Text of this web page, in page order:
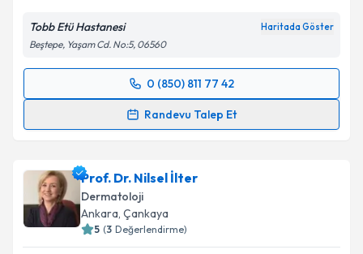
Metni'ni okudum ve kişisel verilerimin belirtilen
kapsamda işlenmesini kabul ediyorum.
Takvim Talebini Gönder
Tobb Etü Hastanesi Haritada Göster
Beştepe, Yaşam Cd. No:5, 06560
0 (850) 811 77 42
Randevu Talep Et
Randevu Takvimi Talebi
için bir takvim hazırlandığında e-posta ile
bilgilendireceğiz.
E-posta Adresiniz
Prof. Dr. Nilsel İlter
Dermatoloji
Ankara, Çankaya
5 (3 Değerlendirme)